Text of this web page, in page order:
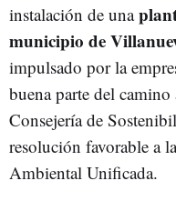
instalación de una
municipio de
impulsado por la
buena parte del
Consejería de
resolución favorable a
Ambiental Unificada.